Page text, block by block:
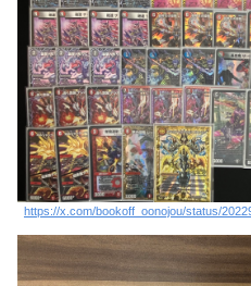
https://x.com/bookoff_oonojou/status/